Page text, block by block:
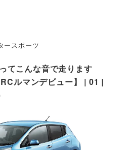
ースポーツ
てこんな音で走ります
ルマンデビュー】 | 01 |